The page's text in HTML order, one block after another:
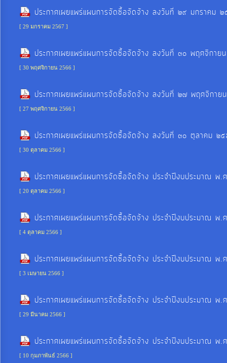
แผนการ
การ
ทุจริต
การ
ดำเนิน
การ
เพื่อ
ป้องกัน
การ
ทุจริต
มาตรการ
ภายใน
การ
ทุจริต
การ
ส่ง
ความ
โปร่งใส
ประกาศเผยแพร่แผนการจัดซื้อจัดจ้าง ลงวันที่ ๒๙ มกราคม
[ 29 มกราคม 2567 ]
ประกาศเผยแพร่แผนการจัดซื้อจัดจ้าง ลงวันที่ ๓๐ พฤศจิกา
[ 30 พฤศจิกายน 2566 ]
ประกาศเผยแพร่แผนการจัดซื้อจัดจ้าง ลงวันที่ ๒๗ พฤศจิกา
[ 27 พฤศจิกายน 2566 ]
ประกาศเผยแพร่แผนการจัดซื้อจัดจ้าง ลงวันที่ ๓๐ ตุลาคม
[ 30 ตุลาคม 2566 ]
ประกาศเผยแพร่แผนการจัดซื้อจัดจ้าง ประจำปีงบประมาณ พ
[ 20 ตุลาคม 2566 ]
ประกาศเผยแพร่แผนการจัดซื้อจัดจ้าง ประจำปีงบประมาณ พ.
[ 4 ตุลาคม 2566 ]
ประกาศเผยแพร่แผนการจัดซื้อจัดจ้าง ประจำปีงบประมาณ พ.
[ 3 เมษายน 2566 ]
ประกาศเผยแพร่แผนการจัดซื้อจัดจ้าง ประจำปีงบประมาณ
[ 29 มีนาคม 2566 ]
ประกาศเผยแพร่แผนการจัดซื้อจัดจ้าง ประจำปีงบประมาณ พ.
[ 10 กุมภาพันธ์ 2566 ]